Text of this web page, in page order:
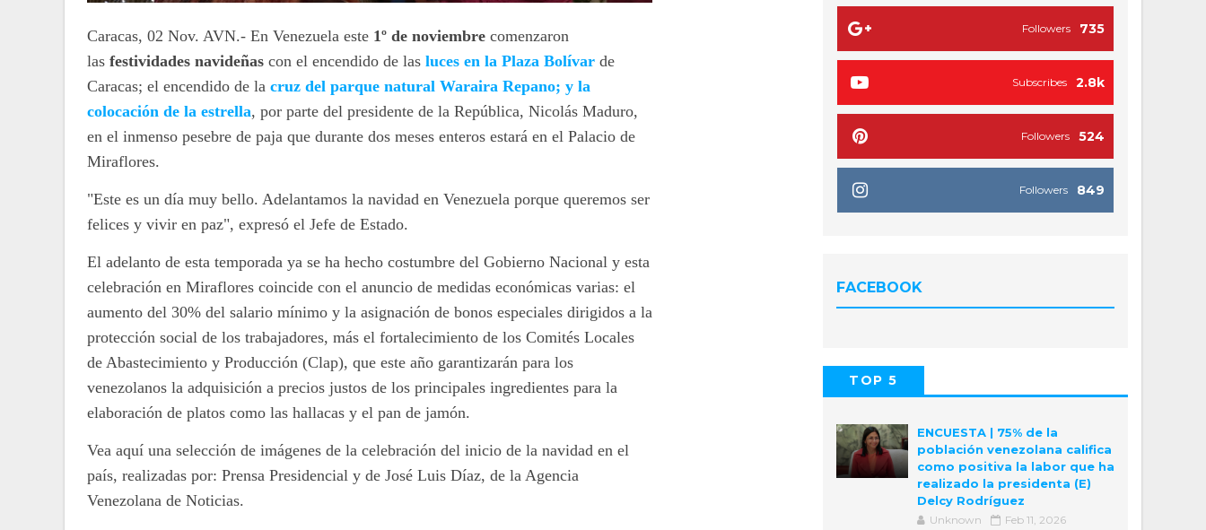
Caracas, 02 Nov. AVN.- En Venezuela este 1º de noviembre comenzaron
las festividades navideñas con el encendido de las luces en la Plaza Bolívar de
Caracas; el encendido de la cruz del parque natural Waraira Repano; y la
colocación de la estrella, por parte del presidente de la República, Nicolás Maduro,
en el inmenso pesebre de paja que durante dos meses enteros estará en el Palacio de
Miraflores.
"Este es un día muy bello. Adelantamos la navidad en Venezuela porque queremos ser
felices y vivir en paz", expresó el Jefe de Estado.
El adelanto de esta temporada ya se ha hecho costumbre del Gobierno Nacional y esta
celebración en Miraflores coincide con el anuncio de medidas económicas varias: el
aumento del 30% del salario mínimo y la asignación de bonos especiales dirigidos a la
protección social de los trabajadores, más el fortalecimiento de los Comités Locales
de Abastecimiento y Producción (Clap), que este año garantizarán para los
venezolanos la adquisición a precios justos de los principales ingredientes para la
elaboración de platos como las hallacas y el pan de jamón.
Vea aquí una selección de imágenes de la celebración del inicio de la navidad en el
país, realizadas por: Prensa Presidencial y de José Luis Díaz, de la Agencia
Venezolana de Noticias.
735
Followers
2.8k
Subscribes
524
Followers
849
Followers
FACEBOOK
TOP 5
ENCUESTA | 75% de la
población venezolana califica
como positiva la labor que ha
realizado la presidenta (E)
Delcy Rodríguez
Unknown Feb 11, 2026